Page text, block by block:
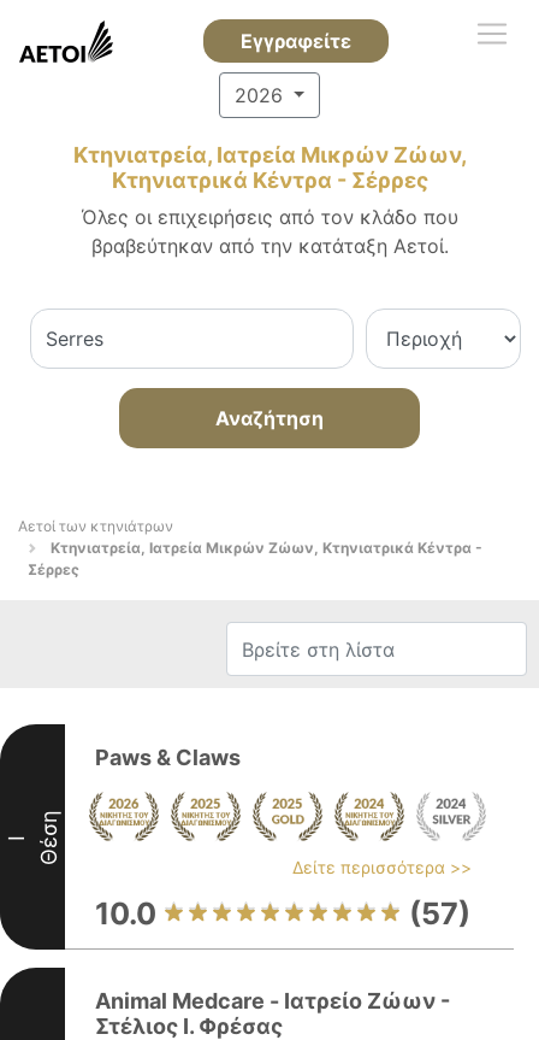
Εγγραφείτε
2026
Κτηνιατρεία, Ιατρεία Μικρών Ζώων,
Κτηνιατρικά Κέντρα - Σέρρες
Όλες οι επιχειρήσεις από τον κλάδο που
βραβεύτηκαν από την κατάταξη Αετοί.
Αναζήτηση
Αετοί των κτηνιάτρων
Κτηνιατρεία, Ιατρεία Μικρών Ζώων, Κτηνιατρικά Κέντρα -
Σέρρες
I Θέση
Paws & Claws
Δείτε περισσότερα >>
10.0 (57)
Animal Medcare - Ιατρείο Ζώων -
Στέλιος Ι. Φρέσας